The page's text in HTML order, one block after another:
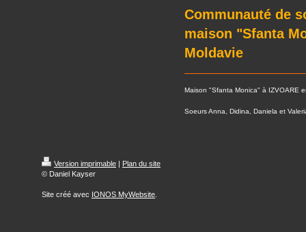
Communauté de
maison "Sfanta
Moldavie
Maison "Sfanta Monica" à IZVOARE
Soeurs Anna, Didina, Daniela et
Version imprimable
Plan du site
© Daniel Kayser
Site créé avec IONOS MyWebsite.